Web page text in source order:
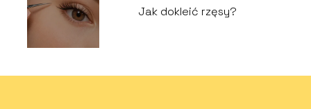
Jak dokleić rzęsy?